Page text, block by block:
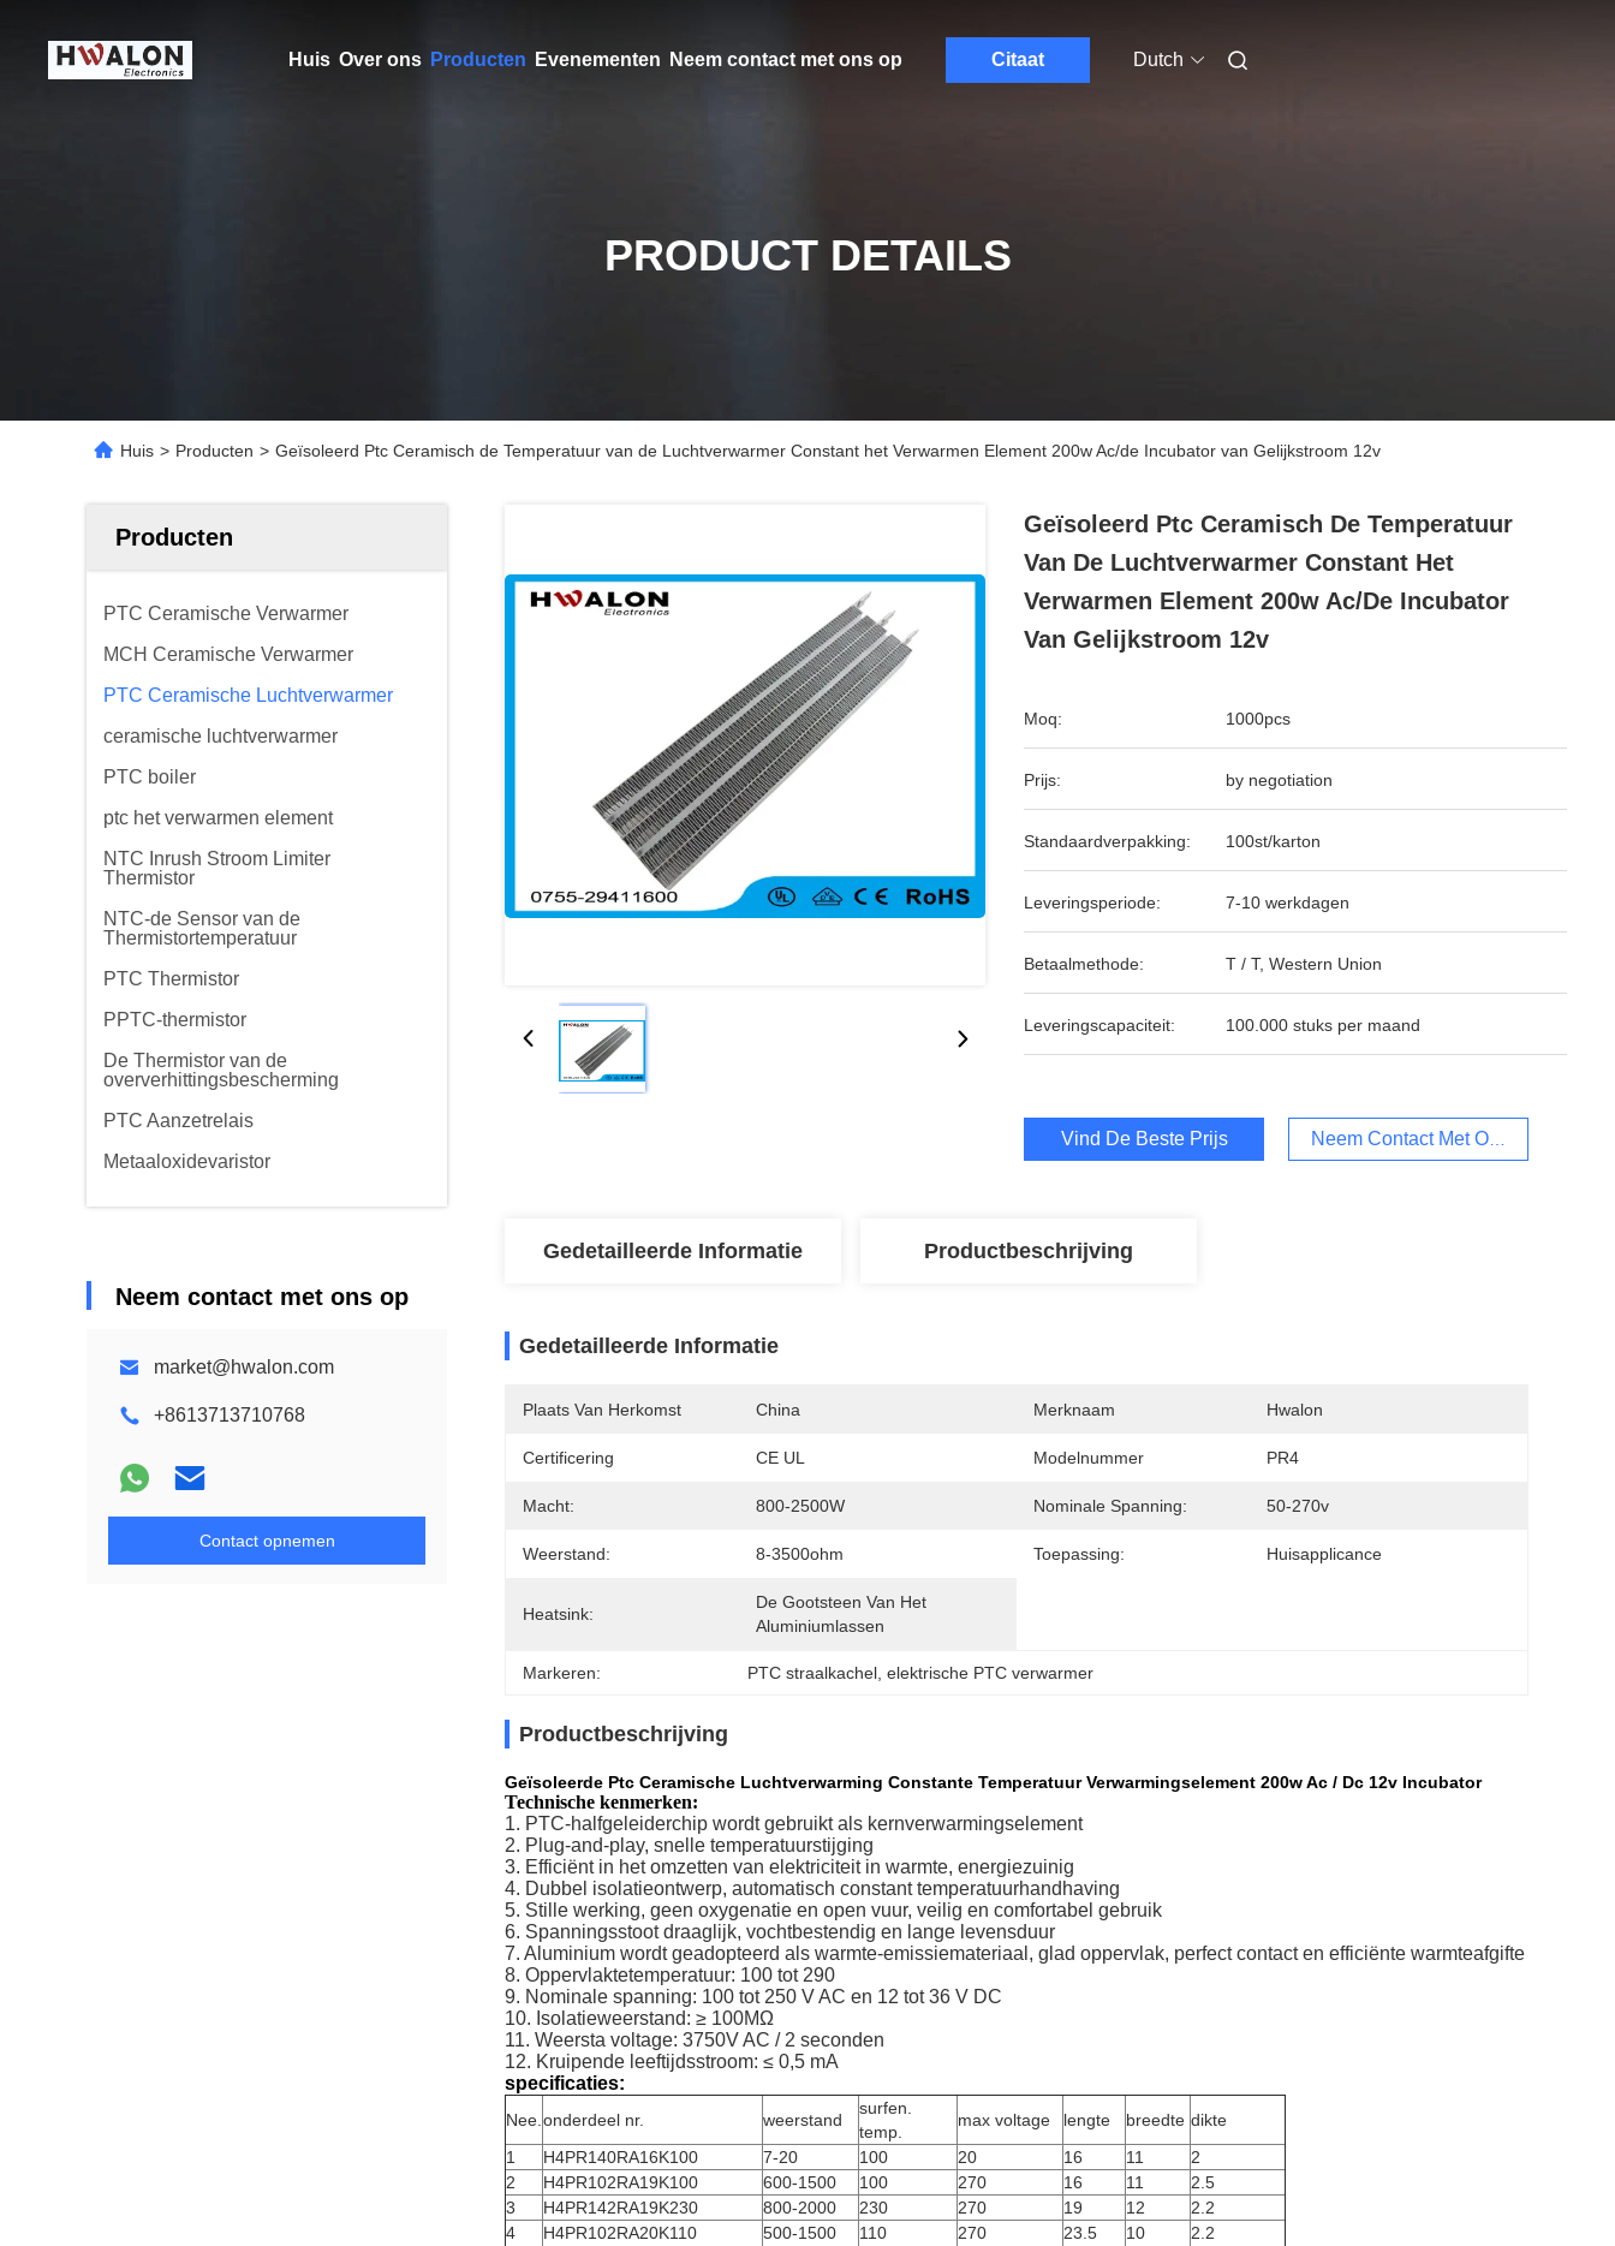
Huis Over ons Producten Evenementen Neem contact met ons op Citaat Dutch
PRODUCT DETAILS
Huis > Producten > Geïsoleerd Ptc Ceramisch de Temperatuur van de Luchtverwarmer Constant het Verwarmen Element 200w Ac/de Incubator van Gelijkstroom 12v
Producten
PTC Ceramische Verwarmer
MCH Ceramische Verwarmer
PTC Ceramische Luchtverwarmer
ceramische luchtverwarmer
PTC boiler
ptc het verwarmen element
NTC Inrush Stroom Limiter
Thermistor
NTC-de Sensor van de
Thermistortemperatuur
PTC Thermistor
PPTC-thermistor
De Thermistor van de
oververhittingsbescherming
PTC Aanzetrelais
Metaaloxidevaristor
Neem contact met ons op
market@hwalon.com
+8613713710768
Contact opnemen
Geïsoleerd Ptc Ceramisch De Temperatuur
Van De Luchtverwarmer Constant Het
Verwarmen Element 200w Ac/de Incubator
Van Gelijkstroom 12v
Moq: 1000pcs
Prijs: by negotiation
Standaardverpakking: 100st/karton
Leveringsperiode: 7-10 werkdagen
Betaalmethode: T / T, Western Union
Leveringscapaciteit: 100.000 stuks per maand
Vind De Beste Prijs Neem Contact Met Ons Op
Gedetailleerde Informatie Productbeschrijving
Gedetailleerde Informatie
Plaats Van Herkomst China Merknaam Hwalon
Certificering CE UL Modelnummer PR4
Macht: 800-2500W Nominale Spanning: 50-270v
Weerstand: 8-3500ohm Toepassing: Huisapplicance
Heatsink:
De Gootsteen Van Het
Aluminiumlassen
Markeren: PTC straalkachel , elektrische PTC verwarmer
Productbeschrijving
Geïsoleerde Ptc Ceramische Luchtverwarming Constante Temperatuur Verwarmingselement 200w Ac / Dc 12v Incubator
Technische kenmerken:
1. PTC-halfgeleiderchip wordt gebruikt als kernverwarmingselement
2. Plug-and-play, snelle temperatuurstijging
3. Efficiënt in het omzetten van elektriciteit in warmte, energiezuinig
4. Dubbel isolatieontwerp, automatisch constant temperatuurhandhaving
5. Stille werking, geen oxygenatie en open vuur, veilig en comfortabel gebruik
6. Spanningsstoot draaglijk, vochtbestendig en lange levensduur
7. Aluminium wordt geadopteerd als warmte-emissiemateriaal, glad oppervlak, perfect contact en efficiënte warmteafgifte
8. Oppervlaktetemperatuur: 100 tot 290
9. Nominale spanning: 100 tot 250 V AC en 12 tot 36 V DC
10. Isolatieweerstand: ≥ 100MΩ
11. Weersta voltage: 3750V AC / 2 seconden
12. Kruipende leeftijdsstroom: ≤ 0,5 mA
specificaties:
Nee. onderdeel nr. weerstand
surfen.
temp.
max voltage lengte breedte dikte
1
H4PR140RA16K100 7-20 100 20 16 11
2
2
H4PR102RA19K100 600-1500 100 270 16 11
2.5
3
H4PR142RA19K230 800-2000 230 270 19 12
2.2
4
H4PR102RA20K110 500-1500 110 270 23.5 10 2.2